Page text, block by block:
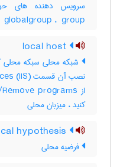
globalgroup ، ‎ group
کنید ، میزبان محلی
فرضیه محلی